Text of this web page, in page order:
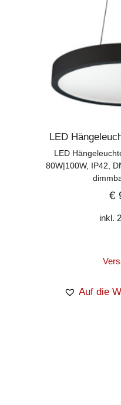
LED
LED
80W|100W, IP42,
€
inkl.
Auf die